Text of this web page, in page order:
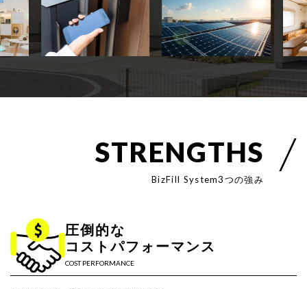
STRENGTHS
BizFill System3つの強み
圧倒的な
コストパフォーマンス
COST PERFORMANCE